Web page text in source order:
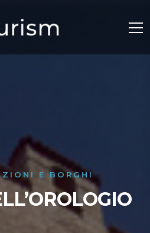
E BORGHI